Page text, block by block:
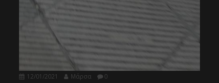
12/01/2021 Μάρσα 0